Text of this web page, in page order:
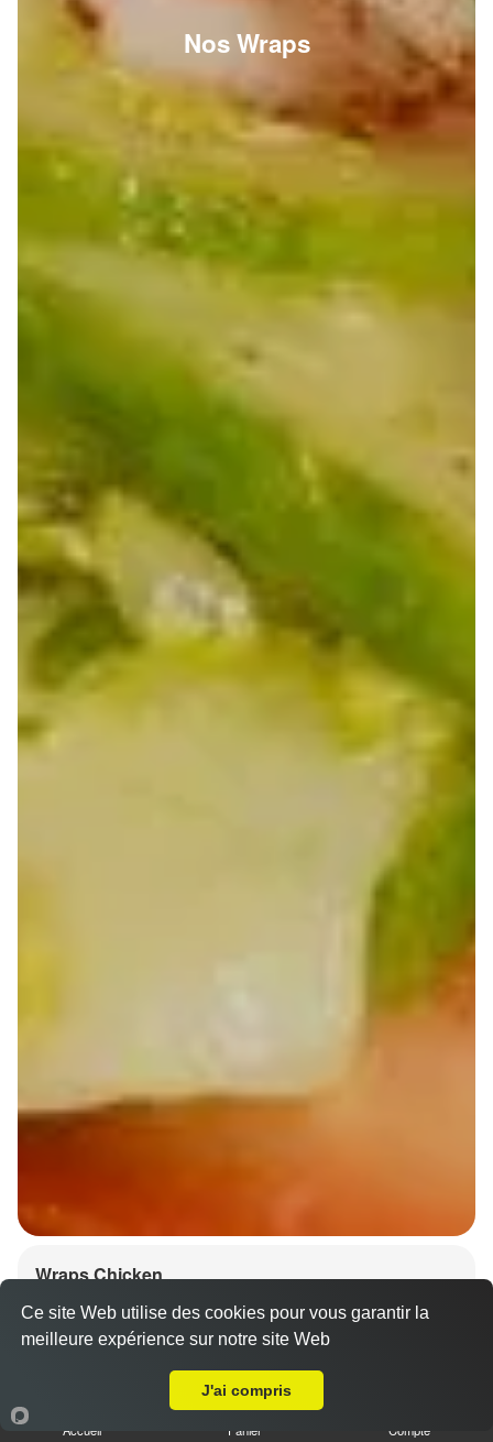
Nos Wraps
Wraps Chicken
8.50 €
Accueil Panier Compte
Ce site Web utilise des cookies pour vous garantir la
meilleure expérience sur notre site Web
J'ai compris